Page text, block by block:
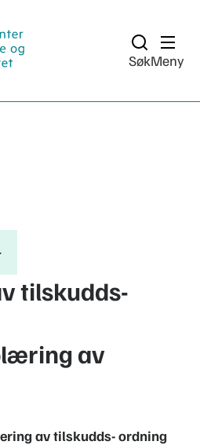
SøkMeny
tilskudds-
av
av tilskudds- ordning